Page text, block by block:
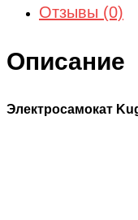
Отзывы (0)
Описание
Электросамокат